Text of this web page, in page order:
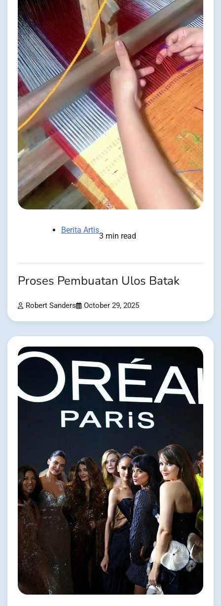
Berita Artis
3 min read
Proses Pembuatan Ulos Batak
Robert Sanders October 29, 2025